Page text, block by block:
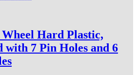
Wheel Hard Plastic,
with 7 Pin Holes and 6